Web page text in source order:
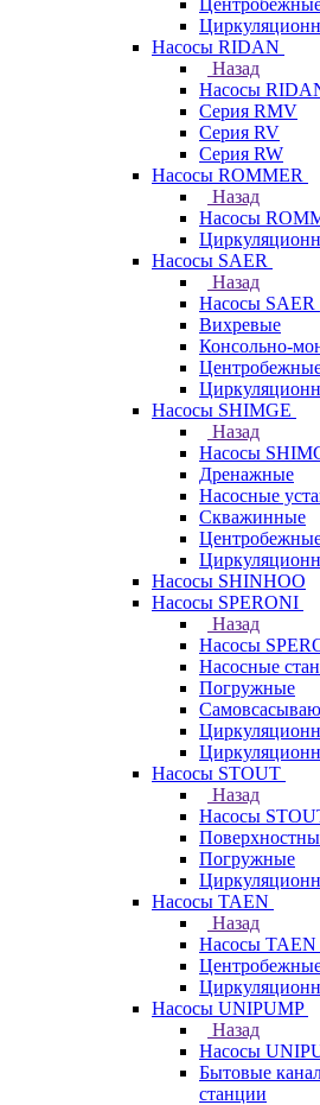
Насосы RIDAN
Назад
Насосы
Серия RMV
Серия RV
Серия RW
Насосы ROMMER
Назад
Насосы
Насосы SAER
Назад
Насосы SAER
Вихревые
Консольно-
Насосы SHIMGE
Назад
Насосы
Дренажные
Насосные
Скважинные
Насосы SHINHOO
Насосы SPERONI
Назад
Насосы
Насосные
Погружные
Насосы STOUT
Назад
Насосы
Погружные
Насосы TAEN
Назад
Насосы TAEN
Насосы UNIPUMP
Назад
Насосы
Бытовые
станции